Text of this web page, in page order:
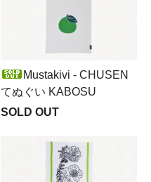
Mustakivi - CHUSEN
てぬぐい KABOSU
SOLD OUT